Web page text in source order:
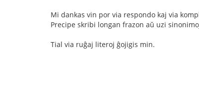
Mi dankas vin por via respondo kaj via
Precipe skribi longan frazon aŭ uzi
Tial via ruĝaj literoj ĝojigis min.